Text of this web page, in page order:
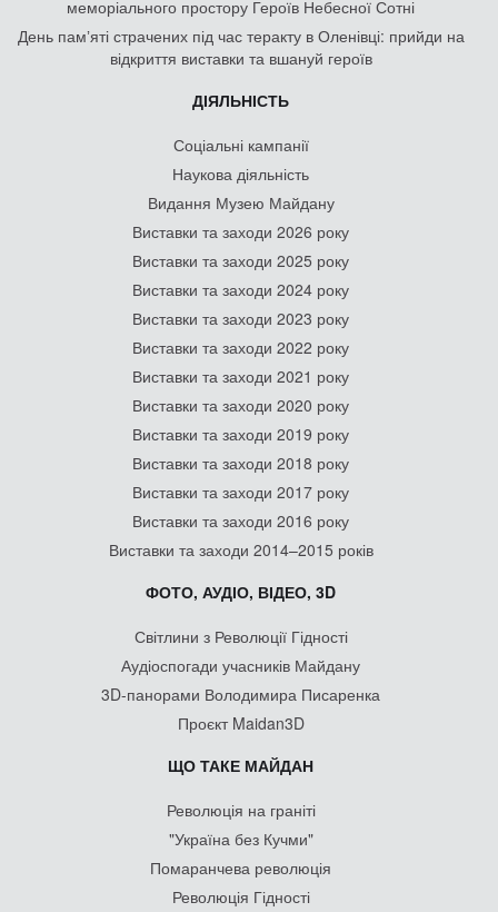
меморіального простору Героїв Небесної Сотні
День памʼяті страчених під час теракту в Оленівці: прийди на
відкриття виставки та вшануй героїв
ДІЯЛЬНІСТЬ
Соціальні кампанії
Наукова діяльність
Видання Музею Майдану
Виставки та заходи 2026 року
Виставки та заходи 2025 року
Виставки та заходи 2024 року
Виставки та заходи 2023 року
Виставки та заходи 2022 року
Виставки та заходи 2021 року
Виставки та заходи 2020 року
Виставки та заходи 2019 року
Виставки та заходи 2018 року
Виставки та заходи 2017 року
Виставки та заходи 2016 року
Виставки та заходи 2014–2015 років
ФОТО, АУДІО, ВІДЕО, 3D
Світлини з Революції Гідності
Аудіоспогади учасників Майдану
3D-панорами Володимира Писаренка
Проєкт Maidan3D
ЩО ТАКЕ МАЙДАН
Революція на граніті
"Україна без Кучми"
Помаранчева революція
Революція Гідності